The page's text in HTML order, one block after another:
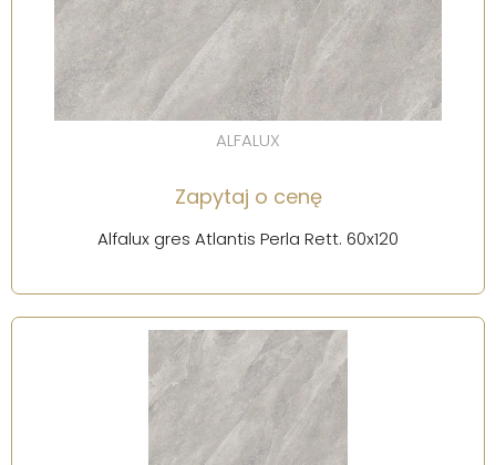
ALFALUX
Zapytaj o cenę
Alfalux gres Atlantis Perla Rett. 60x120